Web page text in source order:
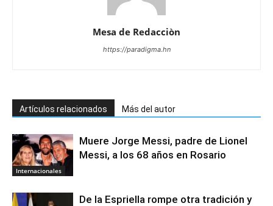
Mesa de Redacciòn
https://paradigma.hn
Artículos relacionados Más del autor
Internacionales
Muere Jorge Messi, padre de Lionel
Messi, a los 68 años en Rosario
De la Espriella rompe otra tradición y